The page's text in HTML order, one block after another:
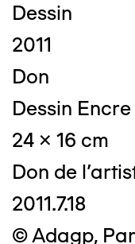
Dessin
2011
Don
Dessin
24 x 16 cm
Don de
2011.7.18
© Adagp,